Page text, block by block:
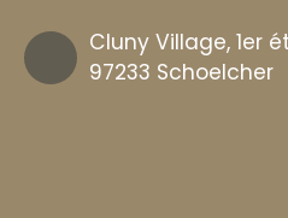
Cluny Village, 1er
97233 Schoelcher